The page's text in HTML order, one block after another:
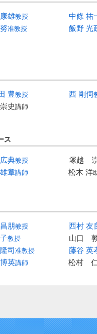
雄教授
中條 祐
准教授
飯野 光
豊教授 西 剛伺
史講師
ス
典教授
塚越
章講師 松木 洋
朋教授
西村 友
教授
山口
司准教授
藤谷 英
英講師 松村